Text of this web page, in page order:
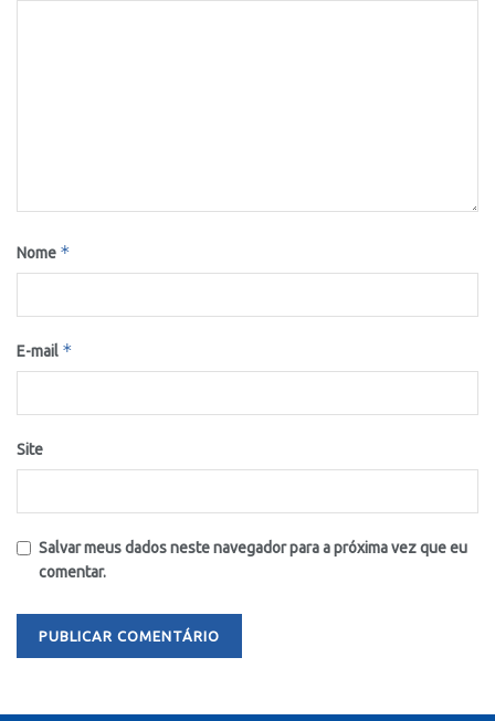
Nome *
E-mail *
Site
Salvar meus dados neste navegador para a próxima vez que eu
comentar.